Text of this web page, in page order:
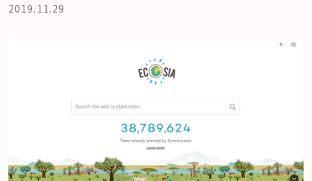
2019.11.29